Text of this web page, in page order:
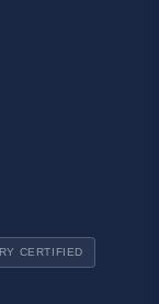
CERTIFIED